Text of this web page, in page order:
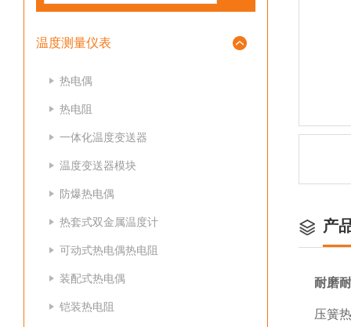
温度测量仪表
热电偶
热电阻
一体化温度变送器
温度变送器模块
防爆热电偶
热套式双金属温度计
可动式热电偶热电阻
装配式热电偶
铠装热电阻
产
耐磨
压簧